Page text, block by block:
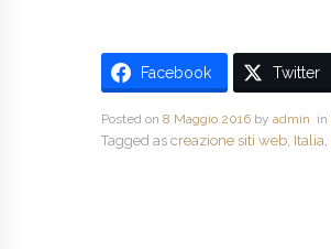
Facebook Twitter
Posted on 8 Maggio 2016 by admin in
Tagged as creazione siti web Italia